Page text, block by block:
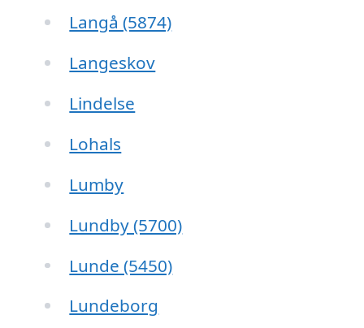
Langå (5874)
Langeskov
Lindelse
Lohals
Lumby
Lundby (5700)
Lunde (5450)
Lundeborg